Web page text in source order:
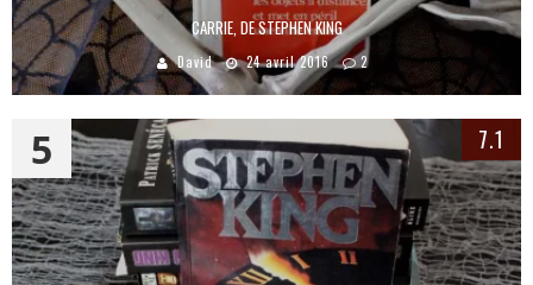
CARRIE, DE STEPHEN KING
David 24 avril 2016 2
5 7.1